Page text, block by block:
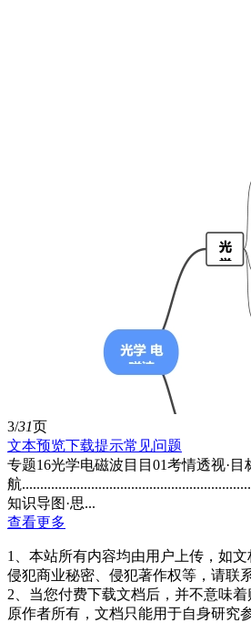
3/31页
文本预览下载提示常见问题
专题16光学电磁波目目01考情透视·目
航
知识导图·思...
查看更多
1、本站所有内容均由用户上传，如
侵犯商业秘密、侵犯著作权等，请联
2、当您付费下载文档后，并不意味
原作者所有，文档只能用于自身研究